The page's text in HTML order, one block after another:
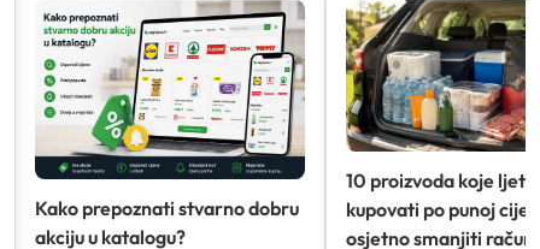
Kako prepoznati stvarno dobru
akciju u katalogu?
10 proizvoda koje ljeti
kupovati po punoj
osjetno smanjiti račun)